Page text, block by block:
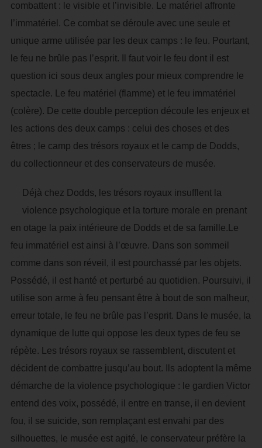
combattent : le visible et l’invisible. Le matériel affronte
l’immatériel. Ce combat se déroule avec une seule et
unique arme utilisée par les deux camps : le feu. Pourtant,
le feu ne brûle pas l’esprit. Il faut voir le feu dont il est
question ici sous deux angles pour mieux comprendre le
spectacle. Le feu matériel (flamme) et le feu immatériel
(colère). De cette double perception découle les enjeux et
les actions des deux camps : celui des choses et des
êtres ; le camp des trésors royaux et le camp de Dodds,
du collectionneur et des conservateurs de musée.
Déjà chez Dodds, les trésors royaux insufflent la
violence psychologique et la torture morale en prenant
en otage la paix intérieure de Dodds et de sa famille.Le
feu immatériel est ainsi à l’œuvre. Dans son sommeil
comme dans son réveil, il est pourchassé par les objets.
Possédé, il est hanté et perturbé au quotidien. Poursuivi, il
utilise son arme à feu pensant être à bout de son malheur,
erreur totale, le feu ne brûle pas l’esprit. Dans le musée, la
dynamique de lutte qui oppose les deux types de feu se
répète. Les trésors royaux se rassemblent, discutent et
décident de combattre jusqu’au bout. Ils adoptent la même
démarche de la violence psychologique : le gardien Victor
entend des voix, possédé, il entre en transe, il en devient
fou, il se suicide, son remplaçant est envahi par des
silhouettes, le musée est agité, le conservateur préfère la